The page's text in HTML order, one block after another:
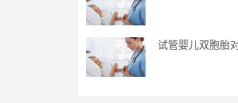
试管婴儿双胞胎